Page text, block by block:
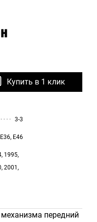
Купить в 1 клик
3-3
E36, E46
1995,
2001,
передний